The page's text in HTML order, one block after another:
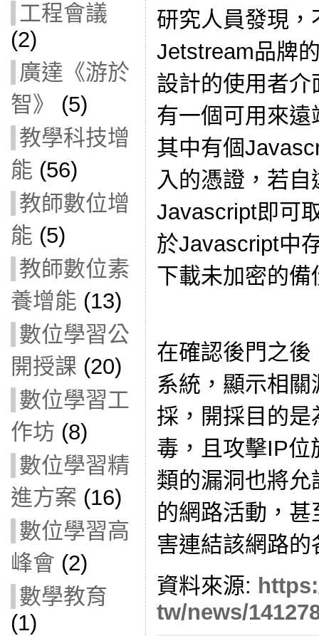
工程會議
(2)
廣達《游於
智》
(5)
教學科技增
能 (56)
教師數位增
能 (5)
教師數位素
養增能 (13)
數位學習公
開授課 (20)
數位學習工
作坊 (8)
數位學習精
進方案 (16)
數位學習高
峰會 (2)
數學教育
(1)
研究人員發現，
Jetstream品牌
設計的使用者介
有一個可用來
其中有個
入的憑證， 若自
Javascript即可
於Javascript中
下載未加密的
在確認後門之
系統， 顯示相關
採， 開採目的
毒，且攻擊IP位
類的漏洞也將
的網路活動， 甚
害連結該網路的
資料來源:
tw/news/